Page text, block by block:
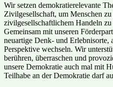
Wir setzen demokratierelevante
Zivilgesellschaft, um Menschen
zivilgesellschaftlichem Handeln
Gemeinsam mit unseren
neuartige Denk- und Erlebnisorte,
Perspektive wechseln. Wir
berühren, überraschen und
unsere Demokratie auch mal mit
Teilhabe an der Demokratie darf